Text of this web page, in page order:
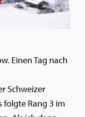
Einen Tag nach
Schweizer
folgte Rang 3 im